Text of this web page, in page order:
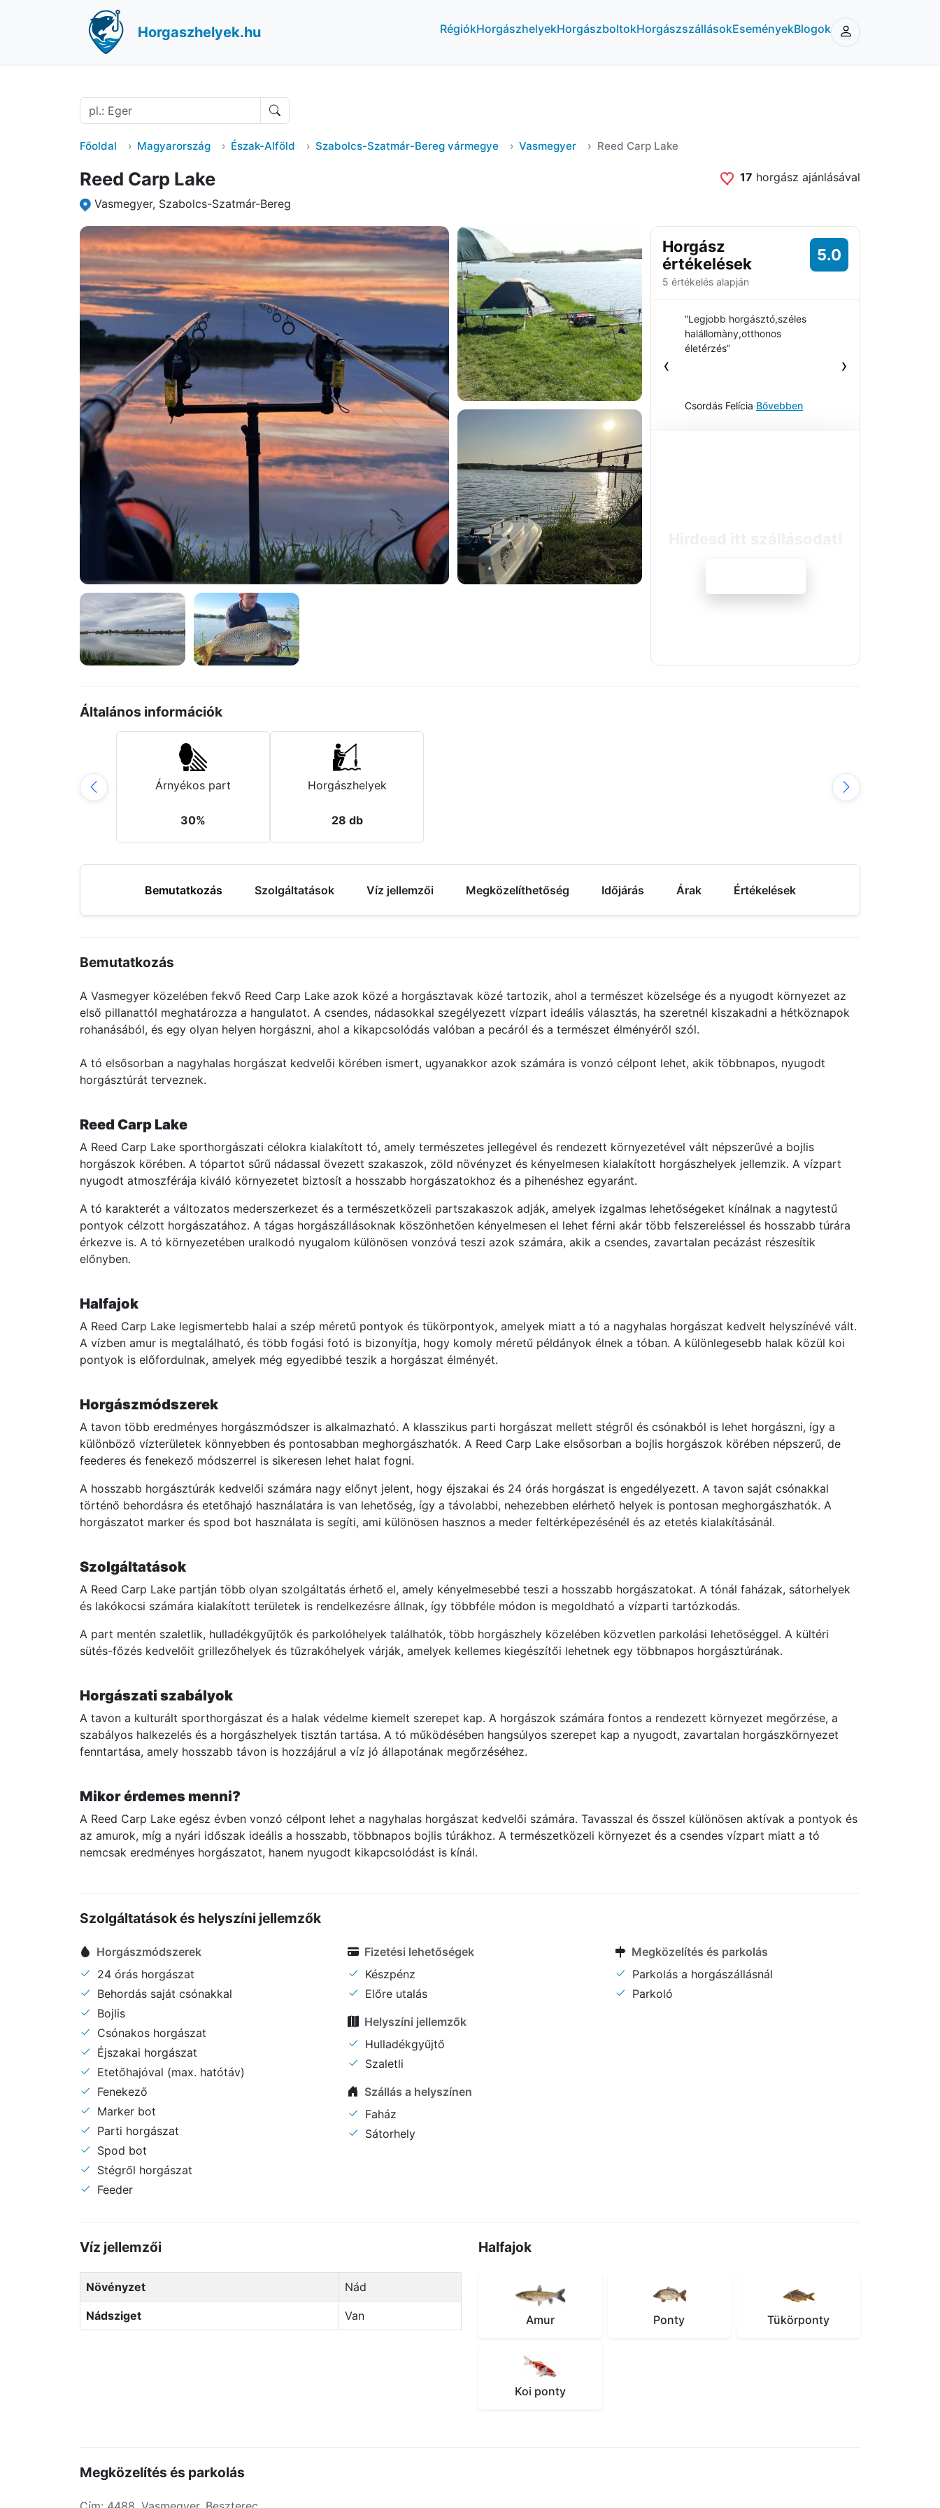
Horgaszhelyek.hu RégiókHorgászhelyekHorgászboltokHorgászszállásokEseményekBlogok
Főoldal Magyarország Észak-Alföld Szabolcs-Szatmár-Bereg vármegye Vasmegyer Reed Carp Lake
Reed Carp Lake
Vasmegyer, Szabolcs-Szatmár-Bereg
17 horgász ajánlásával
Horgász
értékelések
5 értékelés alapján
5.0
‹
“Legjobb horgásztó,széles
halállomàny,otthonos
életérzés”
Csordás Felícia·Bővebben
›
Általános információk
Árnyékos part
30%
Horgászhelyek
28 db
Bemutatkozás Szolgáltatások Víz jellemzői Megközelíthetőség Időjárás Árak Értékelések
Bemutatkozás
A Vasmegyer közelében fekvő Reed Carp Lake azok közé a horgásztavak közé tartozik, ahol a természet közelsége és a nyugodt környezet az
első pillanattól meghatározza a hangulatot. A csendes, nádasokkal szegélyezett vízpart ideális választás, ha szeretnél kiszakadni a hétköznapok
rohanásából, és egy olyan helyen horgászni, ahol a kikapcsolódás valóban a pecáról és a természet élményéről szól.
A tó elsősorban a nagyhalas horgászat kedvelői körében ismert, ugyanakkor azok számára is vonzó célpont lehet, akik többnapos, nyugodt
horgásztúrát terveznek.
Reed Carp Lake
A Reed Carp Lake sporthorgászati célokra kialakított tó, amely természetes jellegével és rendezett környezetével vált népszerűvé a bojlis
horgászok körében. A tópartot sűrű nádassal övezett szakaszok, zöld növényzet és kényelmesen kialakított horgászhelyek jellemzik. A vízpart
nyugodt atmoszférája kiváló környezetet biztosít a hosszabb horgászatokhoz és a pihenéshez egyaránt.
A tó karakterét a változatos mederszerkezet és a természetközeli partszakaszok adják, amelyek izgalmas lehetőségeket kínálnak a nagytestű
pontyok célzott horgászatához. A tágas horgászállásoknak köszönhetően kényelmesen el lehet férni akár több felszereléssel és hosszabb túrára
érkezve is. A tó környezetében uralkodó nyugalom különösen vonzóvá teszi azok számára, akik a csendes, zavartalan pecázást részesítik
előnyben.
Halfajok
A Reed Carp Lake legismertebb halai a szép méretű pontyok és tükörpontyok, amelyek miatt a tó a nagyhalas horgászat kedvelt helyszínévé vált.
A vízben amur is megtalálható, és több fogási fotó is bizonyítja, hogy komoly méretű példányok élnek a tóban. A különlegesebb halak közül koi
pontyok is előfordulnak, amelyek még egyedibbé teszik a horgászat élményét.
Horgászmódszerek
A tavon több eredményes horgászmódszer is alkalmazható. A klasszikus parti horgászat mellett stégről és csónakból is lehet horgászni, így a
különböző vízterületek könnyebben és pontosabban meghorgászhatók. A Reed Carp Lake elsősorban a bojlis horgászok körében népszerű, de
feederes és fenekező módszerrel is sikeresen lehet halat fogni.
A hosszabb horgásztúrák kedvelői számára nagy előnyt jelent, hogy éjszakai és 24 órás horgászat is engedélyezett. A tavon saját csónakkal
történő behordásra és etetőhajó használatára is van lehetőség, így a távolabbi, nehezebben elérhető helyek is pontosan meghorgászhatók. A
horgászatot marker és spod bot használata is segíti, ami különösen hasznos a meder feltérképezésénél és az etetés kialakításánál.
Szolgáltatások
A Reed Carp Lake partján több olyan szolgáltatás érhető el, amely kényelmesebbé teszi a hosszabb horgászatokat. A tónál faházak, sátorhelyek
és lakókocsi számára kialakított területek is rendelkezésre állnak, így többféle módon is megoldható a vízparti tartózkodás.
A part mentén szaletlik, hulladékgyűjtők és parkolóhelyek találhatók, több horgászhely közelében közvetlen parkolási lehetőséggel. A kültéri
sütés-főzés kedvelőit grillezőhelyek és tűzrakóhelyek várják, amelyek kellemes kiegészítői lehetnek egy többnapos horgásztúrának.
Horgászati szabályok
A tavon a kulturált sporthorgászat és a halak védelme kiemelt szerepet kap. A horgászok számára fontos a rendezett környezet megőrzése, a
szabályos halkezelés és a horgászhelyek tisztán tartása. A tó működésében hangsúlyos szerepet kap a nyugodt, zavartalan horgászkörnyezet
fenntartása, amely hosszabb távon is hozzájárul a víz jó állapotának megőrzéséhez.
Mikor érdemes menni?
A Reed Carp Lake egész évben vonzó célpont lehet a nagyhalas horgászat kedvelői számára. Tavasszal és ősszel különösen aktívak a pontyok és
az amurok, míg a nyári időszak ideális a hosszabb, többnapos bojlis túrákhoz. A természetközeli környezet és a csendes vízpart miatt a tó
nemcsak eredményes horgászatot, hanem nyugodt kikapcsolódást is kínál.
Szolgáltatások és helyszíni jellemzők
Horgászmódszerek
24 órás horgászat
Behordás saját csónakkal
Bojlis
Csónakos horgászat
Éjszakai horgászat
Etetőhajóval (max. hatótáv)
Fenekező
Marker bot
Parti horgászat
Spod bot
Stégről horgászat
Feeder
Fizetési lehetőségek
Készpénz
Előre utalás
Helyszíni jellemzők
Hulladékgyűjtő
Szaletli
Szállás a helyszínen
Faház
Sátorhely
Megközelítés és parkolás
Parkolás a horgászállásnál
Parkoló
Víz jellemzői
Növényzet Nád
Nádsziget Van
Halfajok
Amur Ponty Tükörponty
Koi ponty
Megközelítés és parkolás